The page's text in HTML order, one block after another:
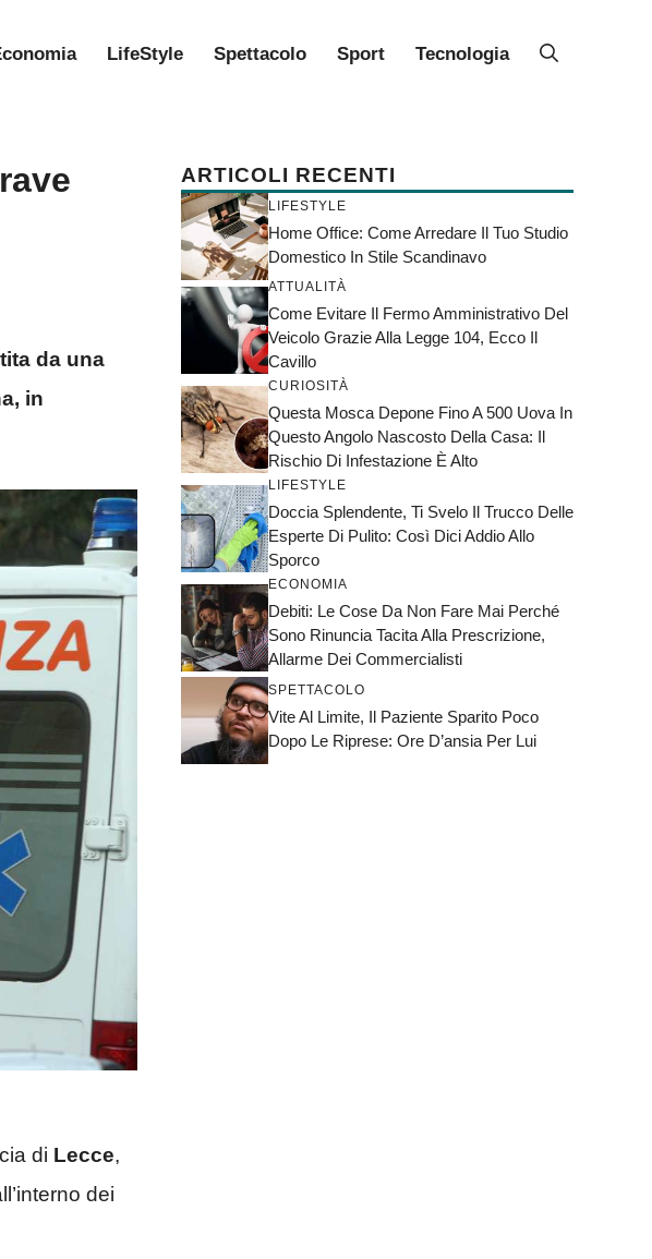
LifeStyle Spettacolo Sport Tecnologia
da una
in
di Lecce,
dei
ARTICOLI RECENTI
LIFESTYLE
Home Office: Come Arredare Il Tuo Studio
Domestico In Stile Scandinavo
ATTUALITÀ
Come Evitare Il Fermo Amministrativo Del
Veicolo Grazie Alla Legge 104, Ecco Il
Cavillo
CURIOSITÀ
Questa Mosca Depone Fino A 500 Uova In
Questo Angolo Nascosto Della Casa: Il
Rischio Di Infestazione È Alto
LIFESTYLE
Doccia Splendente, Ti Svelo Il Trucco Delle
Esperte Di Pulito: Così Dici Addio Allo
Sporco
ECONOMIA
Debiti: Le Cose Da Non Fare Mai Perché
Sono Rinuncia Tacita Alla Prescrizione,
Allarme Dei Commercialisti
SPETTACOLO
Vite Al Limite, Il Paziente Sparito Poco
Dopo Le Riprese: Ore D’ansia Per Lui